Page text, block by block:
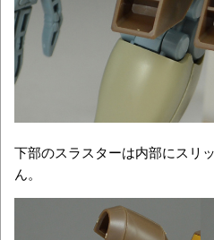
下部のスラスターは内部にスリ
ん。